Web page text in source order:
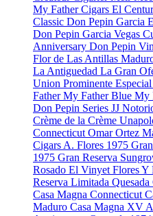
My Father Cigars El
Classic Don Pepin Garcia
Don Pepin Garcia Vegas
Anniversary Don Pepin
Flor de Las Antillas
La Antiguedad La Gran
Union Prominente Especial
FatherMy Father Blue My
Don Pepin Series JJ
Crème de la Crème
Connecticut Omar Ortez
Cigars A. Flores 1975
1975 Gran Reserva
Rosado El Vinyet Flores Y
Reserva Limitada Quesada
Casa Magna Connecticut
Maduro Casa Magna XV